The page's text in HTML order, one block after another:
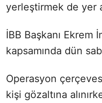
yerleştirmek de yer
İBB Başkanı Ekrem
kapsamında dün
Operasyon
kişi gözaltına